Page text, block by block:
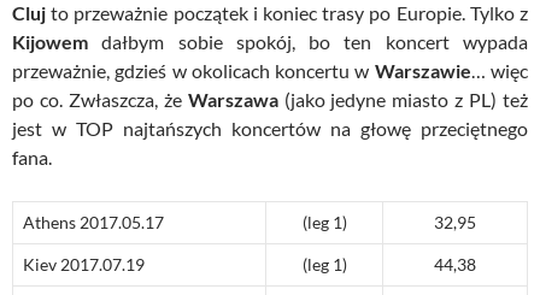
Cluj to przeważnie początek i koniec trasy po Europie. Tylko z
Kijowem dałbym sobie spokój, bo ten koncert wypada
przeważnie, gdzieś w okolicach koncertu w Warszawie… więc
po co. Zwłaszcza, że Warszawa(jako jedyne miasto z PL) też
jest w TOP najtańszych koncertów na głowę przeciętnego
fana.
Athens 2017.05.17 (leg 1) 32,95
Kiev 2017.07.19 (leg 1) 44,38